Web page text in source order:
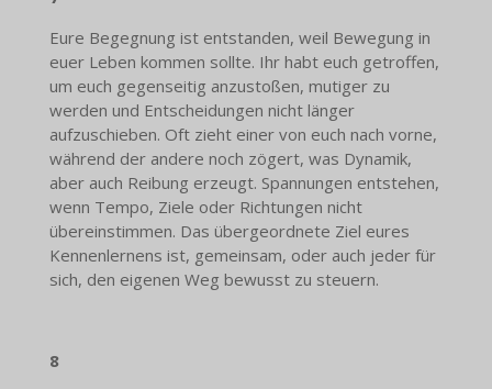
Eure Begegnung ist entstanden, weil Bewegung in
euer Leben kommen sollte. Ihr habt euch getroffen,
um euch gegenseitig anzustoßen, mutiger zu
werden und Entscheidungen nicht länger
aufzuschieben. Oft zieht einer von euch nach vorne,
während der andere noch zögert, was Dynamik,
aber auch Reibung erzeugt. Spannungen entstehen,
wenn Tempo, Ziele oder Richtungen nicht
übereinstimmen. Das übergeordnete Ziel eures
Kennenlernens ist, gemeinsam, oder auch jeder für
sich, den eigenen Weg bewusst zu steuern.
8